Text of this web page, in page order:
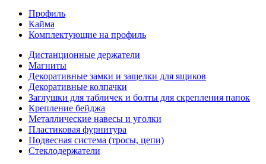
Профиль
Кайма
Комплектующие на профиль
Дистанционные держатели
Магниты
Декоративные замки и защелки для ящиков
Декоративные колпачки
Заглушки для табличек и болты для скрепления папок
Крепление бейджа
Металлические навесы и уголки
Пластиковая фурнитура
Подвесная система (тросы, цепи)
Стеклодержатели